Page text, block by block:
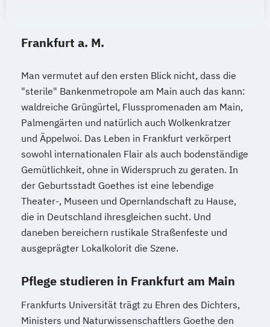
Frankfurt a. M.
Man vermutet auf den ersten Blick nicht, dass die
"sterile" Bankenmetropole am Main auch das kann:
waldreiche Grüngürtel, Flusspromenaden am Main,
Palmengärten und natürlich auch Wolkenkratzer
und Äppelwoi. Das Leben in Frankfurt verkörpert
sowohl internationalen Flair als auch bodenständige
Gemütlichkeit, ohne in Widerspruch zu geraten. In
der Geburtsstadt Goethes ist eine lebendige
Theater-, Museen und Opernlandschaft zu Hause,
die in Deutschland ihresgleichen sucht. Und
daneben bereichern rustikale Straßenfeste und
ausgeprägter Lokalkolorit die Szene.
Pflege studieren in Frankfurt am Main
Frankfurts Universität trägt zu Ehren des Dichters,
Ministers und Naturwissenschaftlers Goethe den